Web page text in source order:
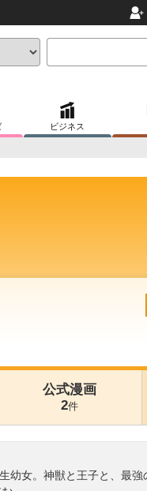
ビジネス
公式漫画
2件
幼女。神獣と王子と、最